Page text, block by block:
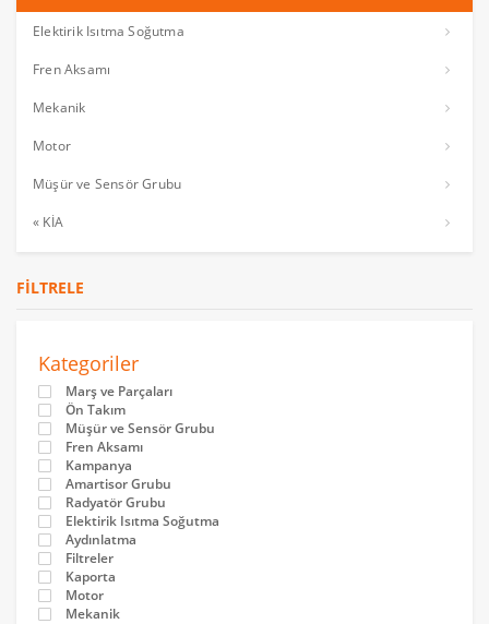
Elektirik Isıtma Soğutma
Fren Aksamı
Mekanik
Motor
Müşür ve Sensör Grubu
« KİA
FILTRELE
Kategoriler
Marş ve Parçaları
Ön Takım
Müşür ve Sensör Grubu
Fren Aksamı
Kampanya
Amartisor Grubu
Radyatör Grubu
Elektirik Isıtma Soğutma
Aydınlatma
Filtreler
Kaporta
Motor
Mekanik